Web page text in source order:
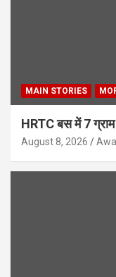
MAIN STORIES
HRTC बस में 7
August 8, 2026